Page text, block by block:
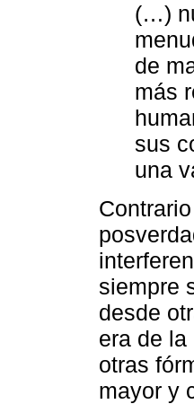
(…)
de
más
sus
una
siempre
desde
era de
otras
mayor y